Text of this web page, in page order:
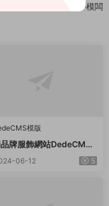
中小學教育培訓類織夢模闆
模版
牌服飾網站DedeCMS
闆06-12 5